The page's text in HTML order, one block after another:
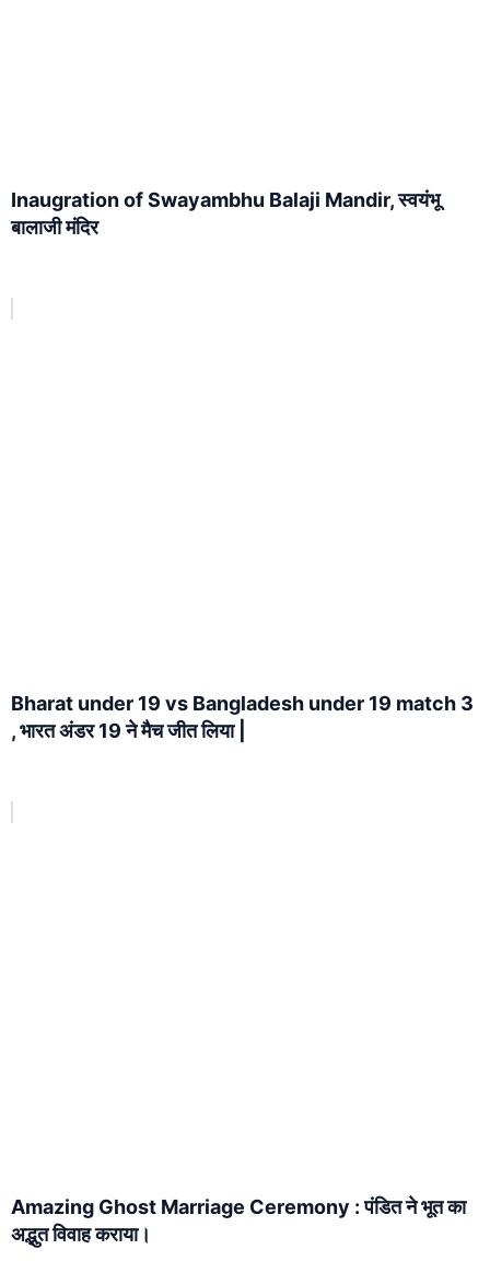
Inaugration of Swayambhu Balaji Mandir, स्वयंभू
बालाजी मंदिर
Bharat under 19 vs Bangladesh under 19 match 3
, भारत अंडर 19 ने मैच जीत लिया |
Amazing Ghost Marriage Ceremony : पंडित ने भूत का
अद्भुत विवाह कराया।